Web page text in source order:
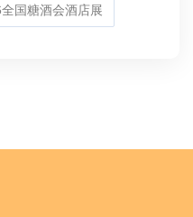
国糖酒会酒店展